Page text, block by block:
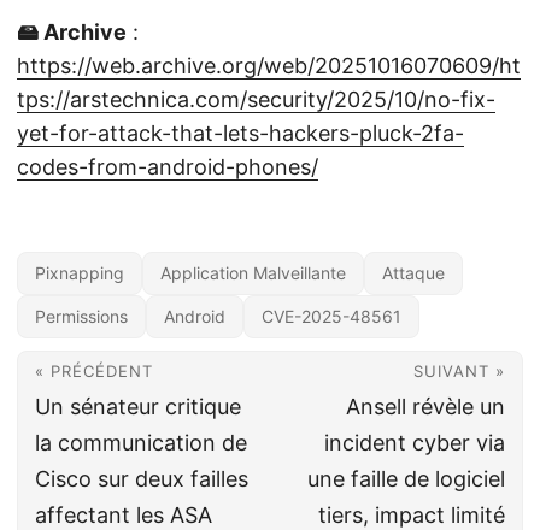
🖴 Archive :
https://web.archive.org/web/20251016070609/ht
tps://arstechnica.com/security/2025/10/no-fix-
yet-for-attack-that-lets-hackers-pluck-2fa-
codes-from-android-phones/
Pixnapping Application Malveillante Attaque
Permissions Android CVE-2025-48561
« PRÉCÉDENT
Un sénateur critique
la communication de
Cisco sur deux failles
affectant les ASA
SUIVANT »
Ansell révèle un
incident cyber via
une faille de logiciel
tiers, impact limité